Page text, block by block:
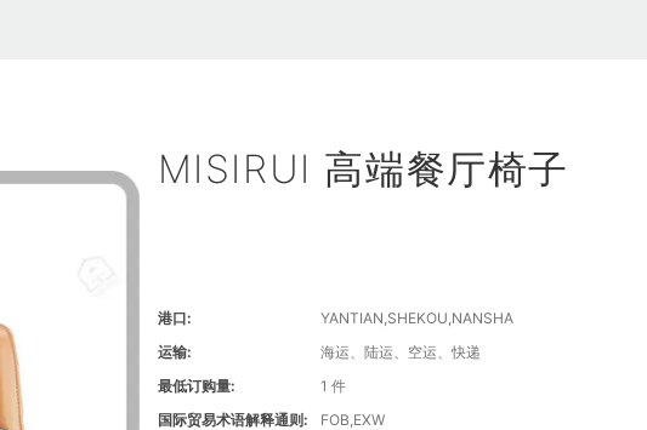
MISIRUI 高端餐厅椅子
港口:
YANTIAN,SHEKOU,NANSHA
运输:
海运、陆运、空运、快递
最低订购量:
1 件
国际贸易术语解释通则:
FOB,EXW